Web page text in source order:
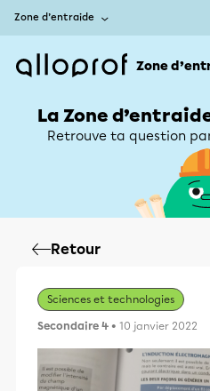
Zone d’entraide
Zone
La Zone
Retrouve ta question
Retour
Sciences et technologies
Secondaire 4 • 10 janvier 2022